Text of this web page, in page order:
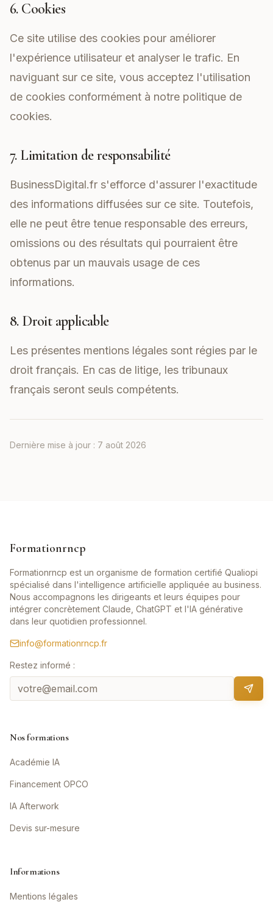
6. Cookies
Ce site utilise des cookies pour améliorer
l'expérience utilisateur et analyser le trafic. En
naviguant sur ce site, vous acceptez l'utilisation
de cookies conformément à notre politique de
cookies.
7. Limitation de responsabilité
BusinessDigital.fr s'efforce d'assurer l'exactitude
des informations diffusées sur ce site. Toutefois,
elle ne peut être tenue responsable des erreurs,
omissions ou des résultats qui pourraient être
obtenus par un mauvais usage de ces
informations.
8. Droit applicable
Les présentes mentions légales sont régies par le
droit français. En cas de litige, les tribunaux
français seront seuls compétents.
Dernière mise à jour : 7 août 2026
Formationrncp
Formationrncp est un organisme de formation certifié Qualiopi
spécialisé dans l'intelligence artificielle appliquée au business.
Nous accompagnons les dirigeants et leurs équipes pour
intégrer concrètement Claude, ChatGPT et l'IA générative
dans leur quotidien professionnel.
info@formationrncp.fr
Restez informé :
Nos formations
Académie IA
Financement OPCO
IA Afterwork
Devis sur-mesure
Informations
Mentions légales